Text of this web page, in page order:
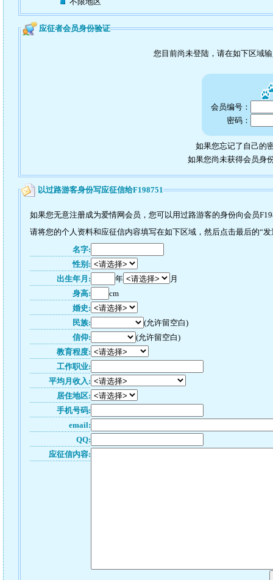
应征者会员身份验证
您目前尚未登陆，请在如下区域
会员编号：
密码：
如果您忘记了自己的
如果您尚未获得会员身
以过路游客身份写应征信给F198751
如果您无意注册成为爱情网会员，您可以用过路游客的身份向会员
请将您的个人资料和应征信内容填写在如下区域，然后点击最后的“
名字:
性别:
出生年月:
年
月
身高:
cm
婚史:
民族:
(允许留空白)
信仰:
(允许留空白)
教育程度:
工作职业:
平均月收入:
居住地区:
手机号码:
email:
QQ:
应征信内容: